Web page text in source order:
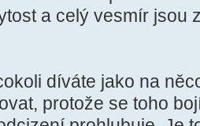
a celý vesmír jsou
díváte jako na
protože se toho